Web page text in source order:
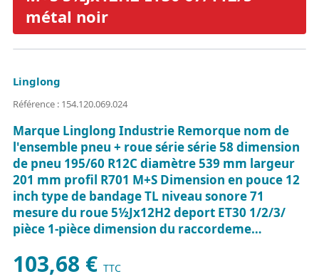
métal noir
Linglong
Référence : 154.120.069.024
Marque Linglong Industrie Remorque nom de
l'ensemble pneu + roue série série 58 dimension
de pneu 195/60 R12C diamètre 539 mm largeur
201 mm profil R701 M+S Dimension en pouce 12
inch type de bandage TL niveau sonore 71
mesure du roue 5½Jx12H2 deport ET30 1/2/3/
pièce 1-pièce dimension du raccordeme…
103,68 € TTC